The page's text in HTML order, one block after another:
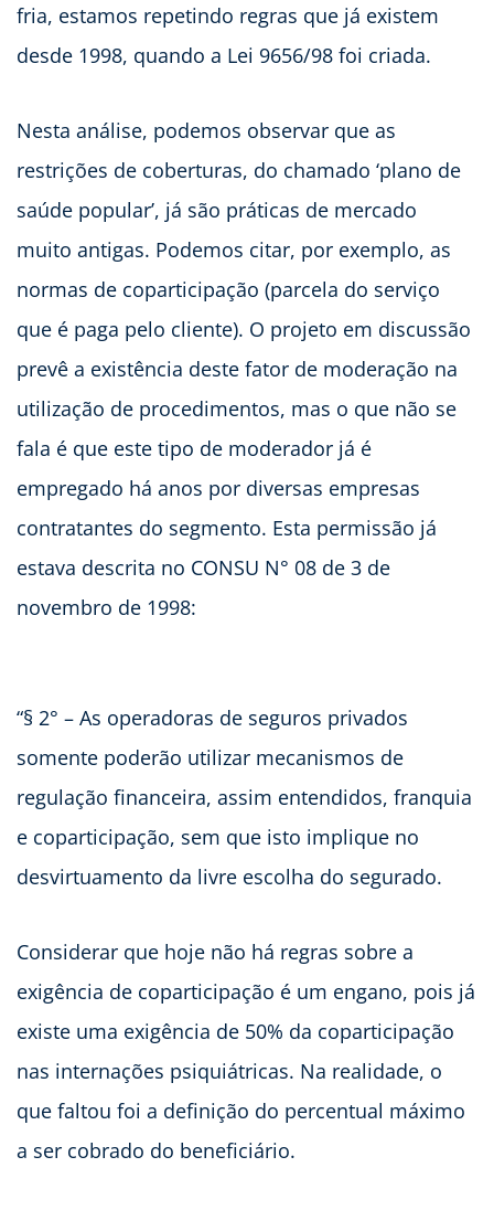
fria, estamos repetindo regras que já existem
desde 1998, quando a Lei 9656/98 foi criada.
Nesta análise, podemos observar que as
restrições de coberturas, do chamado ‘plano de
saúde popular’, já são práticas de mercado
muito antigas. Podemos citar, por exemplo, as
normas de coparticipação (parcela do serviço
que é paga pelo cliente). O projeto em discussão
prevê a existência deste fator de moderação na
utilização de procedimentos, mas o que não se
fala é que este tipo de moderador já é
empregado há anos por diversas empresas
contratantes do segmento. Esta permissão já
estava descrita no CONSU N° 08 de 3 de
novembro de 1998:
“§ 2° – As operadoras de seguros privados
somente poderão utilizar mecanismos de
regulação financeira, assim entendidos, franquia
e coparticipação, sem que isto implique no
desvirtuamento da livre escolha do segurado.
Considerar que hoje não há regras sobre a
exigência de coparticipação é um engano, pois já
existe uma exigência de 50% da coparticipação
nas internações psiquiátricas. Na realidade, o
que faltou foi a definição do percentual máximo
a ser cobrado do beneficiário.